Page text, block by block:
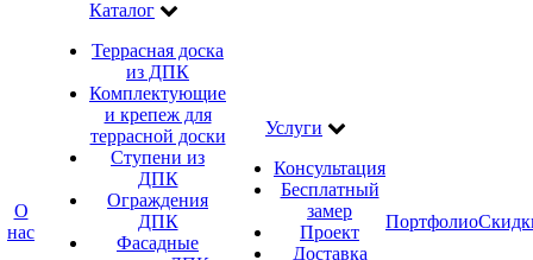
О
нас
Каталог
Террасная доска
из ДПК
Комплектующие
и крепеж для
террасной доски
Ступени из
ДПК
Ограждения
ДПК
Фасадные
Услуги
Консультация
Бесплатный
замер
Проект
Доставка
Портфолио